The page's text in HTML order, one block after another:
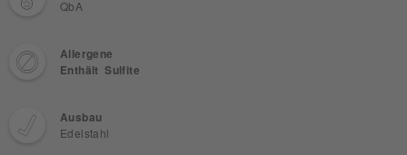
QbA
Allergene
Enthält Sulfite
Ausbau
Edelstahl